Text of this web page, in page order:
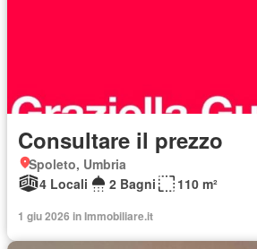
Consultare il prezzo
Spoleto, Umbria
4 Locali
2 Bagni 110 m²
1 giu 2026 in Immobiliare.it